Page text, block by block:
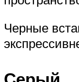
Черные